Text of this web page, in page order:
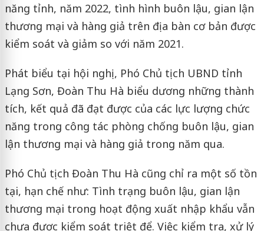
năng tỉnh, năm 2022, tình hình buôn lậu, gian lận
thương mại và hàng giả trên địa bàn cơ bản được
kiểm soát và giảm so với năm 2021.
Phát biểu tại hội nghị, Phó Chủ tịch UBND tỉnh
Lạng Sơn, Đoàn Thu Hà biểu dương những thành
tích, kết quả đã đạt được của các lực lượng chức
năng trong công tác phòng chống buôn lậu, gian
lận thương mại và hàng giả trong năm qua.
Phó Chủ tịch Đoàn Thu Hà cũng chỉ ra một số tồn
tại, hạn chế như: Tình trạng buôn lậu, gian lận
thương mại trong hoạt động xuất nhập khẩu vẫn
chưa được kiểm soát triệt để. Việc kiểm tra, xử lý